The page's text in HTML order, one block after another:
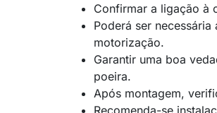
Confirmar a ligação à
Poderá ser
motorização.
Garantir uma boa
poeira.
Após montagem,
Recomenda-se